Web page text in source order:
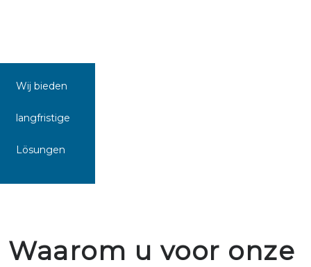
Wij bieden
langfristige
Lösungen
Waarom u voor onze